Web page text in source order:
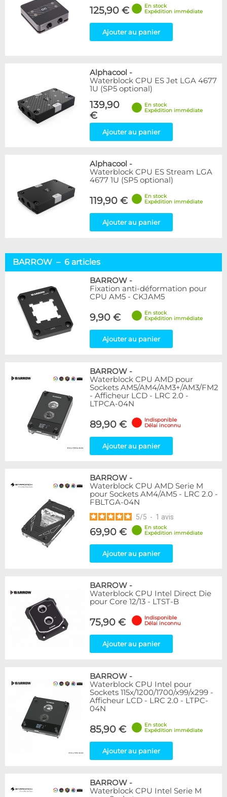
125,90 €
En stock
Expédition immédiate
Ajouter au panier
Alphacool -
Waterblock CPU ES Jet LGA 4677
1U (SP5 optional)
139,90
€
En stock
Expédition immédiate
Ajouter au panier
Alphacool -
Waterblock CPU ES Stream LGA
4677 1U (SP5 optional)
119,90 €
En stock
Expédition immédiate
Ajouter au panier
BARROW – 6 articles
BARROW -
Fixation anti-déformation pour
CPU AM5 - CKJAM5
9,90 €
En stock
Expédition immédiate
Ajouter au panier
BARROW -
Waterblock CPU AMD pour
Sockets AM5/AM4/AM3+/AM3/FM2
- Afficheur LCD - LRC 2.0 -
LTPCA-04N
89,90 €
Indisponible
Délai inconnu
Ajouter au panier
BARROW -
Waterblock CPU AMD Serie M
pour Sockets AM4/AM5 - LRC 2.0 -
FBLTGA-04N
5/5 - 1 avis
69,90 €
En stock
Expédition immédiate
Ajouter au panier
BARROW -
Waterblock CPU Intel Direct Die
pour Core 12/13 - LTST-B
75,90 €
Indisponible
Délai inconnu
Ajouter au panier
BARROW -
Waterblock CPU Intel pour
Sockets 115x/1200/1700/x99/x299 -
Afficheur LCD - LRC 2.0 - LTPC-
04N
85,90 €
En stock
Expédition immédiate
Ajouter au panier
BARROW -
Waterblock CPU Intel Serie M